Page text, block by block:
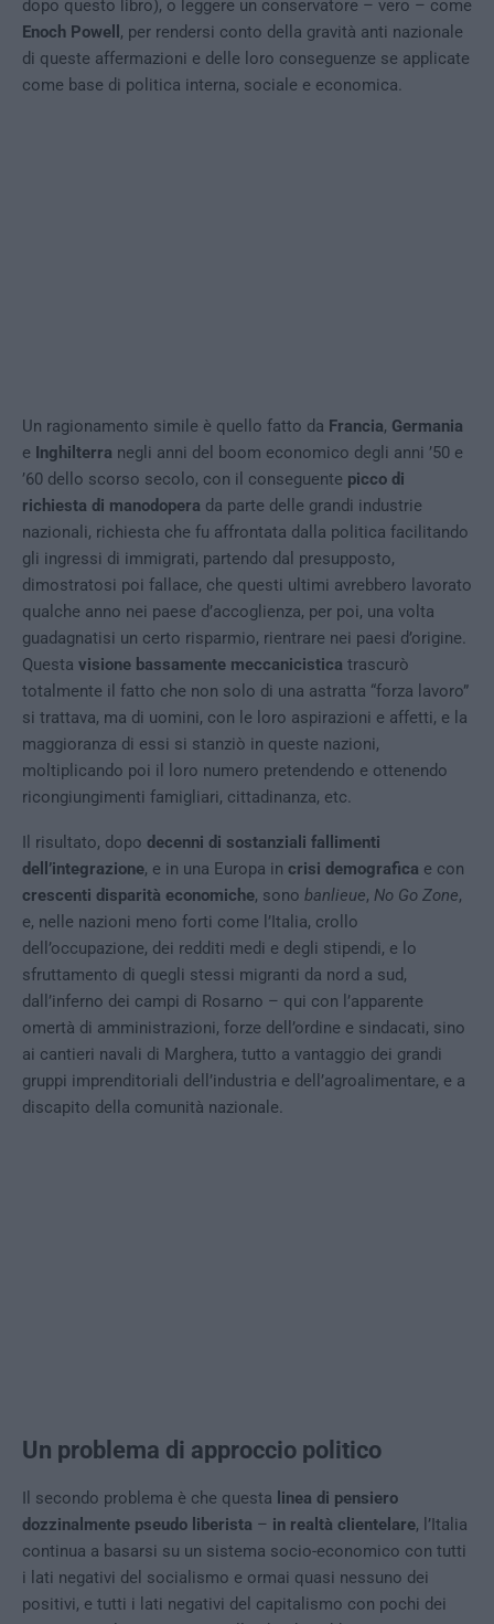
dopo questo libro), o leggere un conservatore – vero – come
Enoch Powell , per rendersi conto della gravità anti nazionale
di queste affermazioni e delle loro conseguenze se applicate
come base di politica interna, sociale e economica.
Un ragionamento simile è quello fatto da Francia, Germania
e Inghilterra negli anni del boom economico degli anni ’50 e
’60 dello scorso secolo, con il conseguente picco di
richiesta di manodopera da parte delle grandi industrie
nazionali, richiesta che fu affrontata dalla politica facilitando
gli ingressi di immigrati, partendo dal presupposto,
dimostratosi poi fallace, che questi ultimi avrebbero lavorato
qualche anno nei paese d’accoglienza, per poi, una volta
guadagnatisi un certo risparmio, rientrare nei paesi d’origine.
Questa visione bassamente meccanicistica trascurò
totalmente il fatto che non solo di una astratta “forza lavoro”
si trattava, ma di uomini, con le loro aspirazioni e affetti, e la
maggioranza di essi si stanziò in queste nazioni,
moltiplicando poi il loro numero pretendendo e ottenendo
ricongiungimenti famigliari, cittadinanza, etc.
Il risultato, dopo decenni di sostanziali fallimenti
dell’integrazione, e in una Europa in crisi demografica e con
crescenti disparità economiche, sono banlieue, No Go Zone,
e, nelle nazioni meno forti come l’Italia, crollo
dell’occupazione, dei redditi medi e degli stipendi, e lo
sfruttamento di quegli stessi migranti da nord a sud,
dall’inferno dei campi di Rosarno – qui con l’apparente
omertà di amministrazioni, forze dell’ordine e sindacati, sino
ai cantieri navali di Marghera, tutto a vantaggio dei grandi
gruppi imprenditoriali dell’industria e dell’agroalimentare, e a
discapito della comunità nazionale.
Un problema di approccio politico
Il secondo problema è che questa linea di pensiero
dozzinalmente pseudo liberista – in realtà clientelare, l’Italia
continua a basarsi su un sistema socio-economico con tutti
i lati negativi del socialismo e ormai quasi nessuno dei
positivi, e tutti i lati negativi del capitalismo con pochi dei